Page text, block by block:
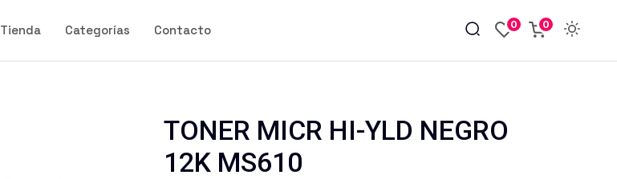
Tienda Categorías Contacto 0 0
TONER MICR HI-YLD NEGRO
12K MS610